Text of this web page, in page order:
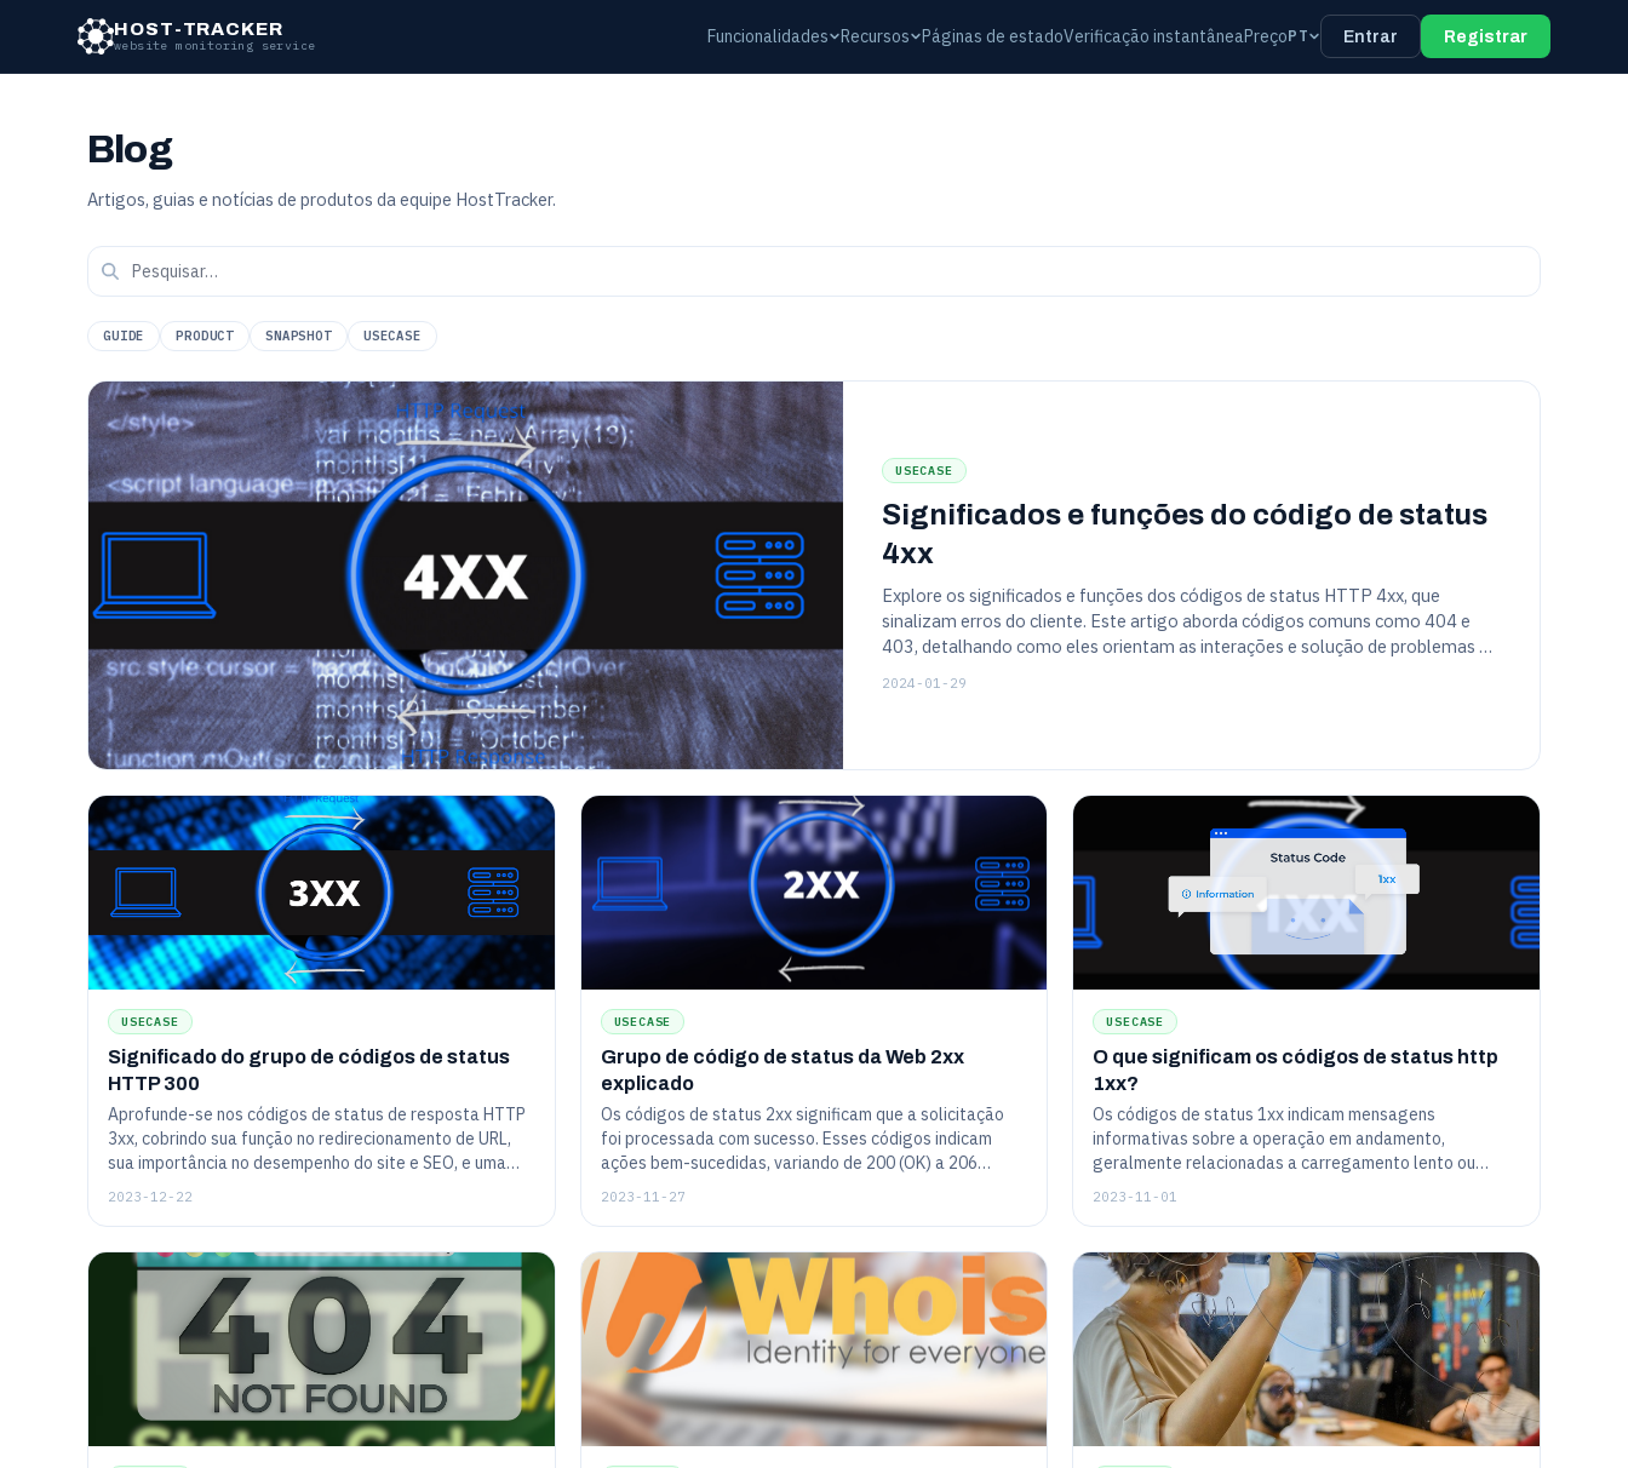
Ir para o conteúdo principal
HOST-TRACKER
website monitoring service Funcionalidades Recursos Páginas de estadoVerificação instantâneaPreçoPT Entrar Registrar
Blog
Artigos, guias e notícias de produtos da equipe HostTracker.
GUIDE PRODUCT SNAPSHOT USECASE
USECASE
Significados e funções do código de status
4xx
Explore os significados e funções dos códigos de status HTTP 4xx, que
sinalizam erros do cliente. Este artigo aborda códigos comuns como 404 e
403, detalhando como eles orientam as interações e solução de problemas do
2024-01-29
USECASE
Significado do grupo de códigos de status
HTTP 300
Aprofunde-se nos códigos de status de resposta HTTP
3xx, cobrindo sua função no redirecionamento de URL,
sua importância no desempenho do site e SEO, e uma
visão geral de códigos comuns como 301
2023-12-22
USECASE
Grupo de código de status da Web 2xx
explicado
Os códigos de status 2xx significam que a solicitação
foi processada com sucesso. Esses códigos indicam
ações bem-sucedidas, variando de 200 (OK) a 206
(Conteúdo Parcial), confirmando a comunicação eficaz
2023-11-27
USECASE
O que significam os códigos de status http
1xx?
Os códigos de status 1xx indicam mensagens
informativas sobre a operação em andamento,
geralmente relacionadas a carregamento lento ou
problemas processuais. Estas mensagens não são
2023-11-01